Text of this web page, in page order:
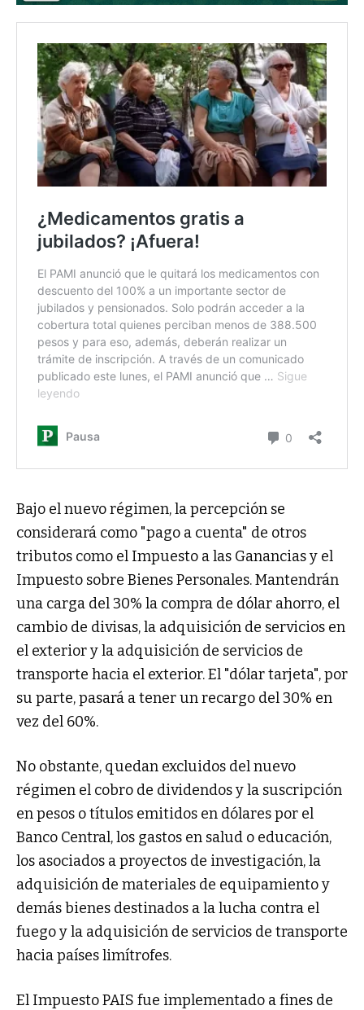
Bajo el nuevo régimen, la percepción se
considerará como "pago a cuenta" de otros
tributos como el Impuesto a las Ganancias y el
Impuesto sobre Bienes Personales. Mantendrán
una carga del 30% la compra de dólar ahorro, el
cambio de divisas, la adquisición de servicios en
el exterior y la adquisición de servicios de
transporte hacia el exterior. El "dólar tarjeta", por
su parte, pasará a tener un recargo del 30% en
vez del 60%.
No obstante, quedan excluidos del nuevo
régimen el cobro de dividendos y la suscripción
en pesos o títulos emitidos en dólares por el
Banco Central, los gastos en salud o educación,
los asociados a proyectos de investigación, la
adquisición de materiales de equipamiento y
demás bienes destinados a la lucha contra el
fuego y la adquisición de servicios de transporte
hacia países limítrofes.
El Impuesto PAIS fue implementado a fines de